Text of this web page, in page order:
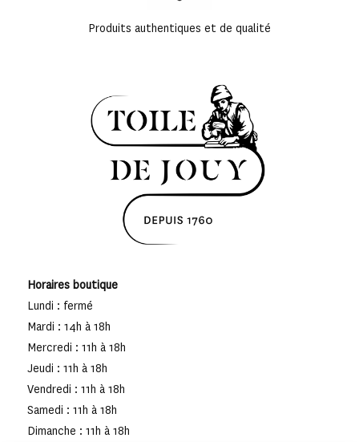
Produits authentiques et de qualité
Horaires boutique
Lundi : fermé
Mardi : 14h à 18h
Mercredi : 11h à 18h
Jeudi : 11h à 18h
Vendredi : 11h à 18h
Samedi : 11h à 18h
Dimanche : 11h à 18h